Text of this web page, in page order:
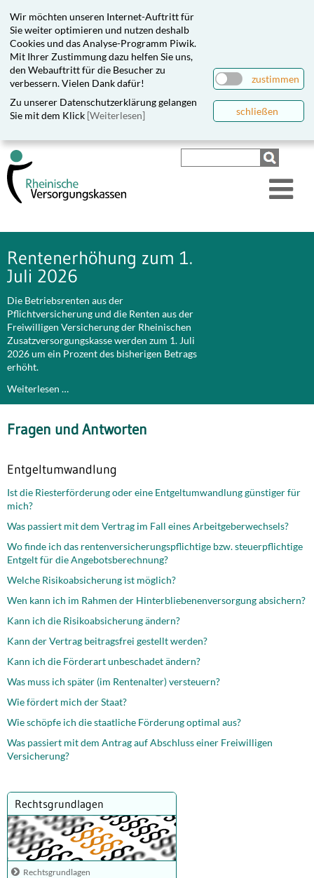
Wir möchten unseren Internet-Auftritt für
Sie weiter optimieren und nutzen deshalb
Cookies und das Analyse-Programm Piwik.
Mit Ihrer Zustimmung dazu helfen Sie uns,
den Webauftritt für die Besucher zu
verbessern. Vielen Dank dafür!
zustimmen
Zu unserer Datenschutzerklärung gelangen
Sie mit dem Klick [Weiterlesen] schließen
Rentenerhöhung zum 1.
Juli 2026
Die Betriebsrenten aus der
Pflichtversicherung und die Renten aus der
Freiwilligen Versicherung der Rheinischen
Zusatzversorgungskasse werden zum 1. Juli
2026 um ein Prozent des bisherigen Betrags
erhöht.
Weiterlesen …
Fragen und Antworten
Entgeltumwandlung
Ist die Riesterförderung oder eine Entgeltumwandlung günstiger für
mich?
Was passiert mit dem Vertrag im Fall eines Arbeitgeberwechsels?
Wo finde ich das rentenversicherungspflichtige bzw. steuerpflichtige
Entgelt für die Angebotsberechnung?
Welche Risikoabsicherung ist möglich?
Wen kann ich im Rahmen der Hinterbliebenenversorgung absichern?
Kann ich die Risikoabsicherung ändern?
Kann der Vertrag beitragsfrei gestellt werden?
Kann ich die Förderart unbeschadet ändern?
Was muss ich später (im Rentenalter) versteuern?
Wie fördert mich der Staat?
Wie schöpfe ich die staatliche Förderung optimal aus?
Was passiert mit dem Antrag auf Abschluss einer Freiwilligen
Versicherung?
Rechtsgrundlagen
Rechtsgrundlagen